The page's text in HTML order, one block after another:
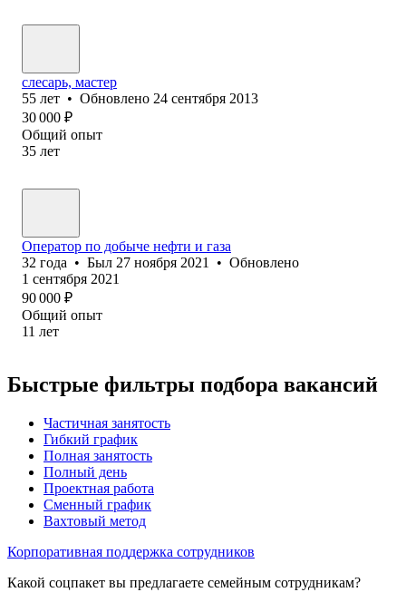
слесарь, мастер
55 лет • Обновлено 24 сентября 2013
30 000 ₽
Общий опыт
35 лет
Оператор по добыче нефти и газа
32 года • Был 27 ноября 2021 • Обновлено
1 сентября 2021
90 000 ₽
Общий опыт
11 лет
Быстрые фильтры подбора вакансий
Частичная занятость
Гибкий график
Полная занятость
Полный день
Проектная работа
Сменный график
Вахтовый метод
Корпоративная поддержка сотрудников
Какой соцпакет вы предлагаете семейным сотрудникам?